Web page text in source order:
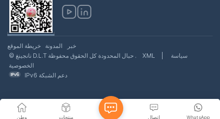
خريطة الموقع المدونة
خبر
© نانجينغ D.L.T حبال المحدودة كل الحقوق محفوظة .
XML
سياسة
الخصوصية
IPv6 دعم الشبكة
وطن منتجات WhatsApp اتصال